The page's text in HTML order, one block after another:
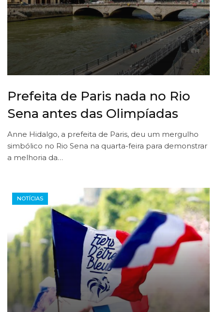
Prefeita de Paris nada no Rio
Sena antes das Olimpíadas
Anne Hidalgo, a prefeita de Paris, deu um mergulho
simbólico no Rio Sena na quarta-feira para demonstrar
a melhoria da…
NOTÍCIAS